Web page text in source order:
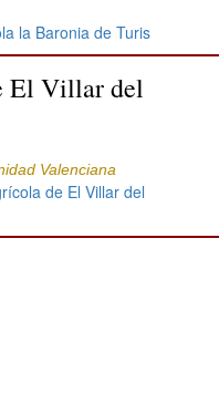
El Villar del
Valenciana